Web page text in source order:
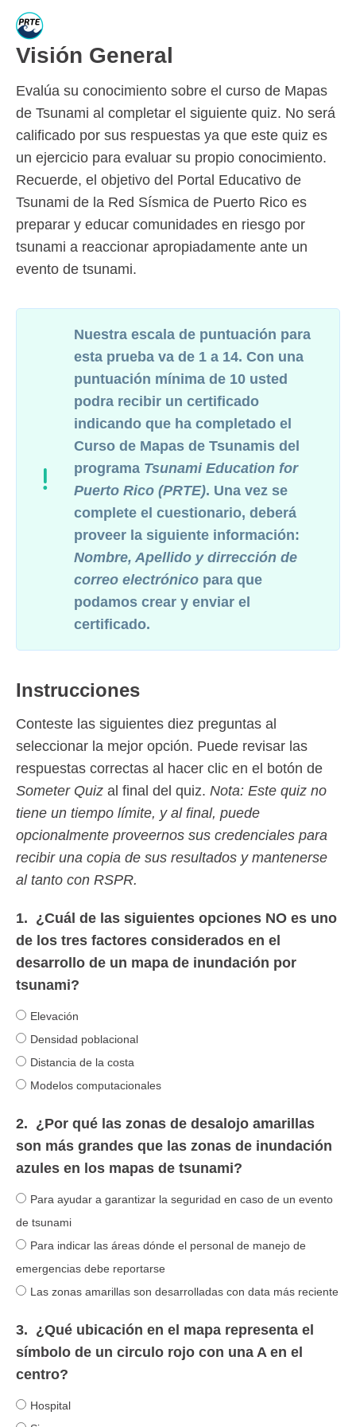
Visión General
Evalúa su conocimiento sobre el curso de Mapas
de Tsunami al completar el siguiente quiz. No será
calificado por sus respuestas ya que este quiz es
un ejercicio para evaluar su propio conocimiento.
Recuerde, el objetivo del Portal Educativo de
Tsunami de la Red Sísmica de Puerto Rico es
preparar y educar comunidades en riesgo por
tsunami a reaccionar apropiadamente ante un
evento de tsunami.
Nuestra escala de puntuación para
esta prueba va de 1 a 14. Con una
puntuación mínima de 10 usted
podra recibir un certificado
indicando que ha completado el
Curso de Mapas de Tsunamis del
programa Tsunami Education for
Puerto Rico (PRTE). Una vez se
complete el cuestionario, deberá
proveer la siguiente información:
Nombre, Apellido y dirrección de
correo electrónico para que
podamos crear y enviar el
certificado.
Instrucciones
Conteste las siguientes diez preguntas al
seleccionar la mejor opción. Puede revisar las
respuestas correctas al hacer clic en el botón de
Someter Quiz al final del quiz. Nota: Este quiz no
tiene un tiempo límite, y al final, puede
opcionalmente proveernos sus credenciales para
recibir una copia de sus resultados y mantenerse
al tanto con RSPR.
1. ¿Cuál de las siguientes opciones NO es uno
de los tres factores considerados en el
desarrollo de un mapa de inundación por
tsunami?
Elevación
Densidad poblacional
Distancia de la costa
Modelos computacionales
2. ¿Por qué las zonas de desalojo amarillas
son más grandes que las zonas de inundación
azules en los mapas de tsunami?
Para ayudar a garantizar la seguridad en caso de un evento
de tsunami
Para indicar las áreas dónde el personal de manejo de
emergencias debe reportarse
Las zonas amarillas son desarrolladas con data más reciente
3. ¿Qué ubicación en el mapa representa el
símbolo de un circulo rojo con una A en el
centro?
Hospital